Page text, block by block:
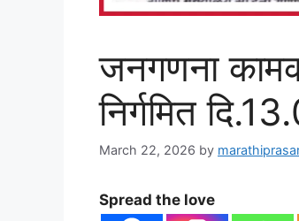
जनगणना
निर्गमित
March 22, 2026 by
Spread the love